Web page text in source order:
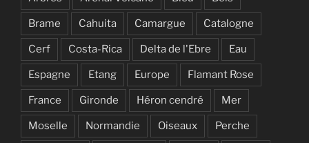
Brame Cahuita Camargue Catalogne
Cerf Costa-Rica Delta de l'Ebre Eau
Espagne Etang Europe Flamant Rose
France Gironde Héron cendré Mer
Moselle Normandie Oiseaux Perche